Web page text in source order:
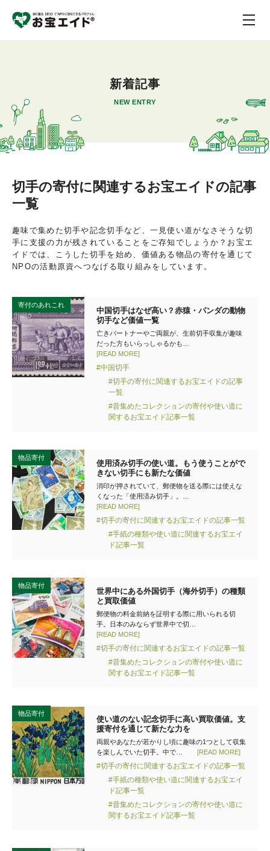
新着記事
NEW ENTRY
切手の寄付に関連するお宝エイドの記事
一覧
趣味で集めた切手や記念切手など、一見使い道がなさそうな切
手に支援の力が残されていることをご存知でしょうか？お宝エ
イドでは、こうした切手を始め、価値ある物品の寄付を通じて
NPOの活動原資へつなげる取り組みをしています。
寄付のあれこれ
中国切手はなぜ高い？赤猿・パンダの動物
切手など価値一覧
亡きパートナーやご両親が、生前切手収集が趣味
だった方もいらっしゃるかも…
[READ MORE]
#中国切手
#切手の寄付に関連するお宝エイドの記事
一覧
#昔集めたコレクションの寄付や使い道に
関するお宝エイド記事一覧
物品寄付
使用済み切手の使い道。もう使うことがで
きない切手にも新たな価値
消印が押されていて、郵便物を送る際には使えな
くなった「使用済み切手」。…
[READ MORE]
#切手の寄付に関連するお宝エイドの記事一覧
#手紙の種類や使い道に関連するお宝エイ
ド記事一覧
物品寄付
世界中にある外国切手（海外切手）の種類
と買取価値
郵便物の料金前納を証明する際に用いられる切
手。日本のみならず世界中で切…
[READ MORE]
#切手の寄付に関連するお宝エイドの記事一覧
#昔集めたコレクションの寄付や使い道に
関するお宝エイド記事一覧
物品寄付
使い道のない記念切手に高い買取価値。支
援寄付を通じて新たな力を
両親やあなたが若かりし頃に趣味の1つとして収集
を楽しんでいた切手。中で…
[READ MORE]
#切手の寄付に関連するお宝エイドの記事一覧
#手紙の種類や使い道に関連するお宝エイ
ド記事一覧
#昔集めたコレクションの寄付や使い道に
関するお宝エイド記事一覧